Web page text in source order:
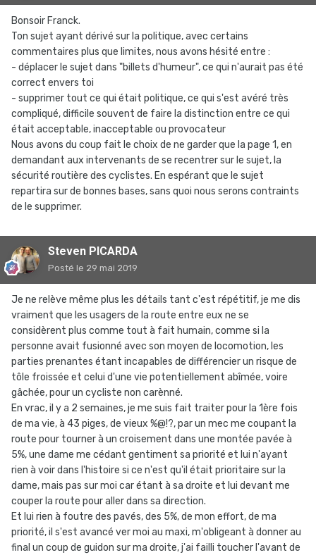
Bonsoir Franck.
Ton sujet ayant dérivé sur la politique, avec certains
commentaires plus que limites, nous avons hésité entre :
- déplacer le sujet dans "billets d'humeur", ce qui n'aurait pas été
correct envers toi
- supprimer tout ce qui était politique, ce qui s'est avéré très
compliqué, difficile souvent de faire la distinction entre ce qui
était acceptable, inacceptable ou provocateur
Nous avons du coup fait le choix de ne garder que la page 1, en
demandant aux intervenants de se recentrer sur le sujet, la
sécurité routière des cyclistes. En espérant que le sujet
repartira sur de bonnes bases, sans quoi nous serons contraints
de le supprimer.
Steven PICARDA
Posté le 29 mai 2019
Je ne relève même plus les détails tant c'est répétitif, je me dis
vraiment que les usagers de la route entre eux ne se
considèrent plus comme tout à fait humain, comme si la
personne avait fusionné avec son moyen de locomotion, les
parties prenantes étant incapables de différencier un risque de
tôle froissée et celui d'une vie potentiellement abîmée, voire
gâchée, pour un cycliste non carènné.
En vrac, il y a 2 semaines, je me suis fait traiter pour la 1ère fois
de ma vie, à 43 piges, de vieux %@!?, par un mec me coupant la
route pour tourner à un croisement dans une montée pavée à
5%, une dame me cédant gentiment sa priorité et lui n'ayant
rien à voir dans l'histoire si ce n'est qu'il était prioritaire sur la
dame, mais pas sur moi car étant à sa droite et lui devant me
couper la route pour aller dans sa direction.
Et lui rien à foutre des pavés, des 5%, de mon effort, de ma
priorité, il s'est avancé ver moi au maxi, m'obligeant à donner au
final un coup de guidon sur ma droite, j'ai failli toucher l'avant de